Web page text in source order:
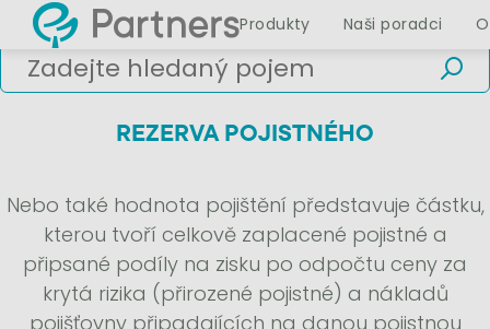
Produkty Naši poradci
REZERVA POJISTNÉHO
Nebo také hodnota pojištění představuje částku,
kterou tvoří celkově zaplacené pojistné a
připsané podíly na zisku po odpočtu ceny za
krytá rizika (přirozené pojistné) a nákladů
pojišťovny připadajících na danou pojistnou